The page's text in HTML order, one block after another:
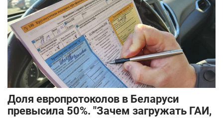
Доля европротоколов в Беларуси
превысила 50%. "Зачем загружать ГАИ,